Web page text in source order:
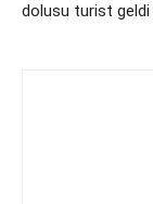
dolusu turist geldi